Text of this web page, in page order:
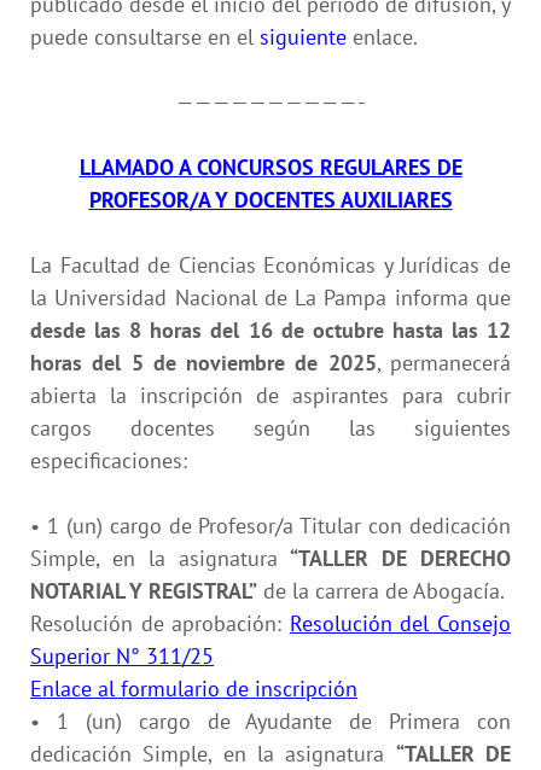
puede consultarse en el siguiente enlace.
——————————-
LLAMADO A CONCURSOS REGULARES DE
PROFESOR/A Y DOCENTES AUXILIARES
La Facultad de Ciencias Económicas y Jurídicas de
la Universidad Nacional de La Pampa informa que
desde las 8 horas del 16 de octubre hasta las 12
horas del 5 de noviembre de 2025, permanecerá
abierta la inscripción de aspirantes para cubrir
cargos docentes según las siguientes
especificaciones:
• 1 (un) cargo de Profesor/a Titular con dedicación
Simple, en la asignatura“TALLER DE DERECHO
NOTARIAL Y REGISTRAL” de la carrera de Abogacía.
Resolución de aprobación: Resolución del Consejo
Superior N° 311/25
Enlace al formulario de inscripción
• 1 (un) cargo de Ayudante de Primera con
dedicación Simple, en la asignatura “TALLER DE